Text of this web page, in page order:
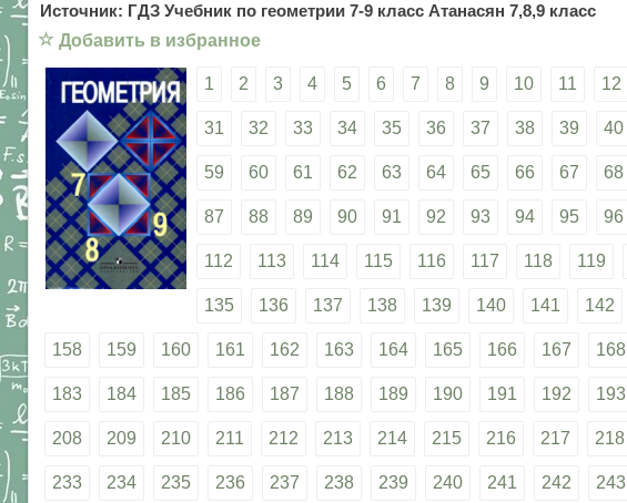
Источник: ГДЗ Учебник по геометрии 7-9 класс Атанасян 7,8,9 класс
☆ Добавить в избранное
1 2 3 4 5 6 7 8 9 10 11 12
31 32 33 34 35 36 37 38 39 40
59 60 61 62 63 64 65 66 67 68
87 88 89 90 91 92 93 94 95 96
112 113 114 115 116 117 118 119
135 136 137 138 139 140 141 142
158 159 160 161 162 163 164 165 166 167 168
183 184 185 186 187 188 189 190 191 192 193
208 209 210 211 212 213 214 215 216 217 218
233 234 235 236 237 238 239 240 241 242 243